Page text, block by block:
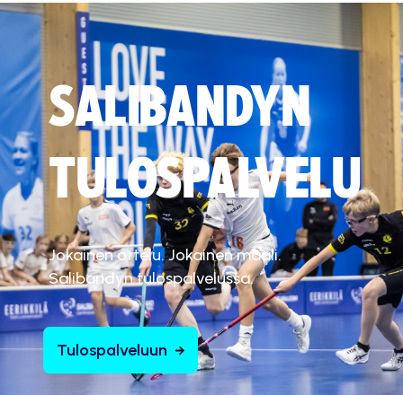
SALIBANDYN
TULOSPALVELU
Jokainen ottelu. Jokainen maali.
Salibandyn tulospalvelussa.
Tulospalveluun